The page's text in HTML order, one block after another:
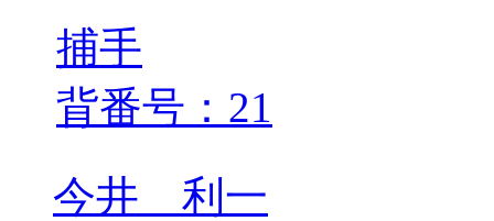
捕手
背番号：21
今井 利一